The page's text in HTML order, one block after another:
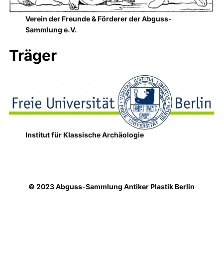
Verein der Freunde & Förderer der Abguss-
Sammlung e.V.
Träger
Institut für Klassische Archäologie
© 2023 Abguss-Sammlung Antiker Plastik Berlin